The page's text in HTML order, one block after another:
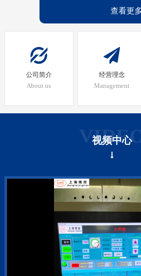
上海鹰准信息技术有限公司核心团队
线设备及制造行业具有二十多年丰富
高技术人才队伍组成。
研发团队密切
需要，为国内外各光纤、线缆公司研
进的光纤线缆生产线设备。目前已获
专利5项。公司技术实力雄厚，质量意
商和用户有着良好的合作，信誉好，
查看更
经营理念
Management
经营范
视频中心